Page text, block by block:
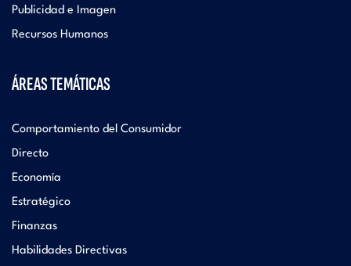
Publicidad e Imagen
Recursos Humanos
ÁREAS TEMÁTICAS
Comportamiento del Consumidor
Directo
Economía
Estratégico
Finanzas
Habilidades Directivas